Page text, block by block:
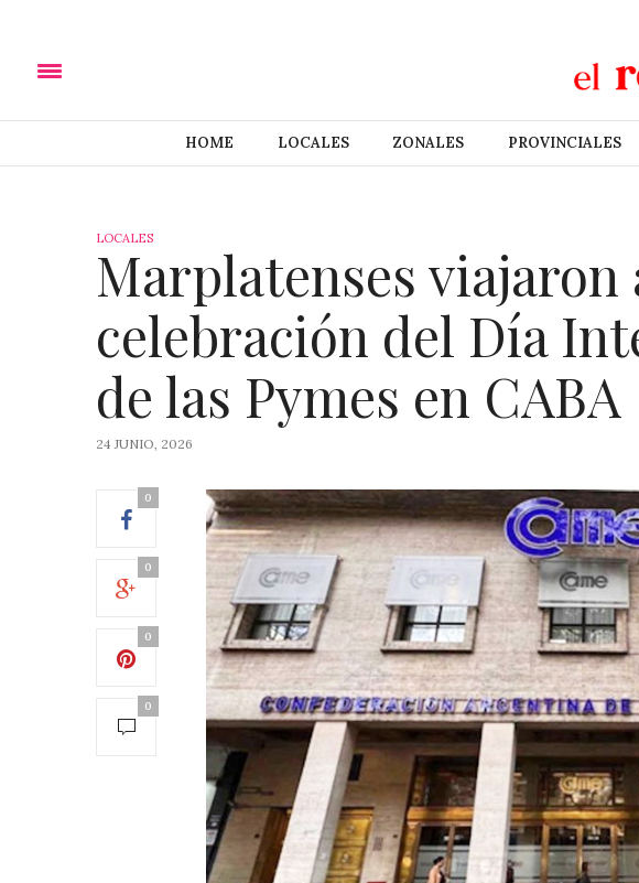
HOME LOCALES ZONALES PROVINCIALES
LOCALES
Marplatenses viajaron
celebración del Día
de las Pymes en CABA
24 JUNIO, 2026
0
0
0
0